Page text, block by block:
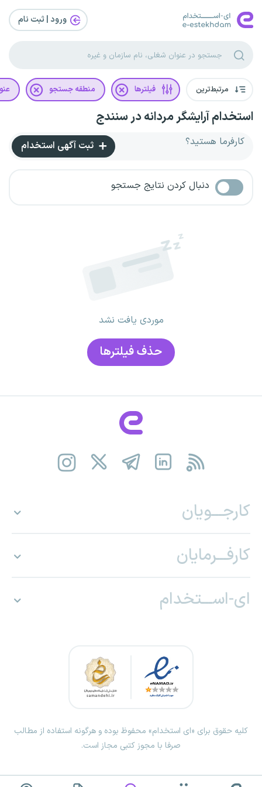
ورود | ثبت‌ نام
مرتبط‌ترین فیلترها منطقه جستجو
استخدام آرایشگر مردانه در سنندج
کارفرما هستید؟ ثبت آگهی استخدام
دنبال کردن نتایج جستجو
موردی یافت نشد
حذف فیلتر‌ها
کارجـــویان
کارفـــرمایان
ای-اســـتخدام
کلیه حقوق برای «ای استخدام» محفوظ بوده و هرگونه استفاده از مطالب
صرفا با مجوز کتبی مجاز است.